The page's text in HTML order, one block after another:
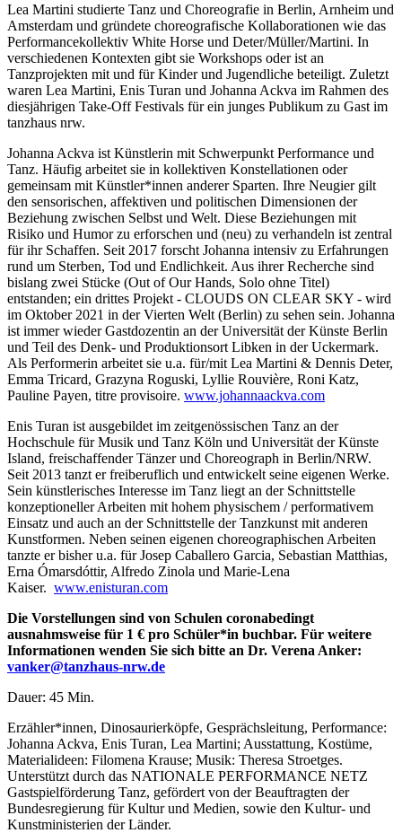
Lea Martini studierte Tanz und Choreografie in Berlin, Arnheim und
Amsterdam und gründete choreografische Kollaborationen wie das
Performancekollektiv White Horse und Deter/Müller/Martini. In
verschiedenen Kontexten gibt sie Workshops oder ist an
Tanzprojekten mit und für Kinder und Jugendliche beteiligt. Zuletzt
waren Lea Martini, Enis Turan und Johanna Ackva im Rahmen des
diesjährigen Take-Off Festivals für ein junges Publikum zu Gast im
tanzhaus nrw.
Johanna Ackva ist Künstlerin mit Schwerpunkt Performance und
Tanz. Häufig arbeitet sie in kollektiven Konstellationen oder
gemeinsam mit Künstler*innen anderer Sparten. Ihre Neugier gilt
den sensorischen, affektiven und politischen Dimensionen der
Beziehung zwischen Selbst und Welt. Diese Beziehungen mit
Risiko und Humor zu erforschen und (neu) zu verhandeln ist zentral
für ihr Schaffen. Seit 2017 forscht Johanna intensiv zu Erfahrungen
rund um Sterben, Tod und Endlichkeit. Aus ihrer Recherche sind
bislang zwei Stücke (Out of Our Hands, Solo ohne Titel)
entstanden; ein drittes Projekt - CLOUDS ON CLEAR SKY - wird
im Oktober 2021 in der Vierten Welt (Berlin) zu sehen sein. Johanna
ist immer wieder Gastdozentin an der Universität der Künste Berlin
und Teil des Denk- und Produktionsort Libken in der Uckermark.
Als Performerin arbeitet sie u.a. für/mit Lea Martini & Dennis Deter,
Emma Tricard, Grazyna Roguski, Lyllie Rouvière, Roni Katz,
Pauline Payen, titre provisoire. www.johannaackva.com
Enis Turan ist ausgebildet im zeitgenössischen Tanz an der
Hochschule für Musik und Tanz Köln und Universität der Künste
Island, freischaffender Tänzer und Choreograph in Berlin/NRW.
Seit 2013 tanzt er freiberuflich und entwickelt seine eigenen Werke.
Sein künstlerisches Interesse im Tanz liegt an der Schnittstelle
konzeptioneller Arbeiten mit hohem physischem / performativem
Einsatz und auch an der Schnittstelle der Tanzkunst mit anderen
Kunstformen. Neben seinen eigenen choreographischen Arbeiten
tanzte er bisher u.a. für Josep Caballero Garcia, Sebastian Matthias,
Erna Ómarsdóttir, Alfredo Zinola und Marie-Lena
Kaiser. www.enisturan.com
Die Vorstellungen sind von Schulen coronabedingt
ausnahmsweise für 1 € pro Schüler*in buchbar. Für weitere
Informationen wenden Sie sich bitte an Dr. Verena Anker:
vanker@tanzhaus-nrw.de
Dauer: 45 Min.
Erzähler*innen, Dinosaurierköpfe, Gesprächsleitung, Performance:
Johanna Ackva, Enis Turan, Lea Martini; Ausstattung, Kostüme,
Materialideen: Filomena Krause; Musik: Theresa Stroetges.
Unterstützt durch das NATIONALE PERFORMANCE NETZ
Gastspielförderung Tanz, gefördert von der Beauftragten der
Bundesregierung für Kultur und Medien, sowie den Kultur- und
Kunstministerien der Länder.